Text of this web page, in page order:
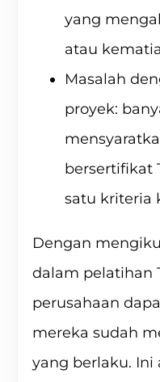
yang
atau
Masalah
proyek:
bersertifikat
satu kriteria
Dengan
dalam pelatihan
perusahaan
mereka sudah
yang berlaku. Ini